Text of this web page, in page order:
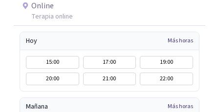
Online
Terapia online
Hoy Más horas
15:00 17:00
19:00
20:00
21:00 22:00
Mañana Más horas